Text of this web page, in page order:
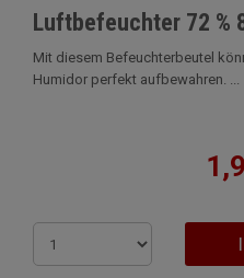
Luftbefeuchter 72 %
Mit diesem Befeuchterbeutel
Humidor perfekt aufbewahren. ...